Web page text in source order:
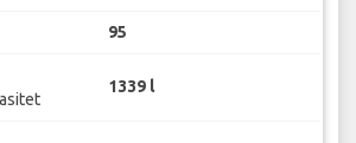
95
1339 l